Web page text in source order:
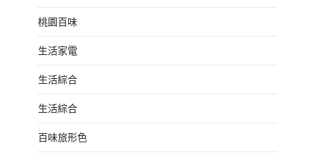
桃園百味
生活家電
生活綜合
生活綜合
百味旅形色